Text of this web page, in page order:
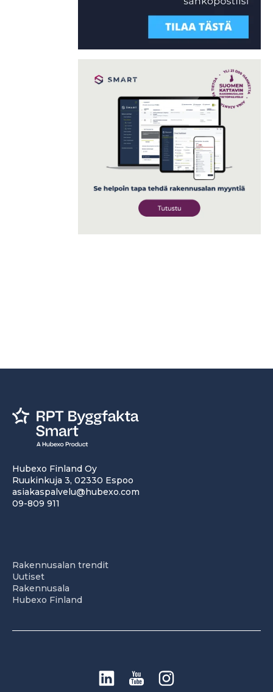
Hubexo Finland Oy
Ruukinkuja 3, 02330 Espoo
asiakaspalvelu@hubexo.com
09-809 911
Rakennusalan trendit
Uutiset
Rakennusala
Hubexo Finland